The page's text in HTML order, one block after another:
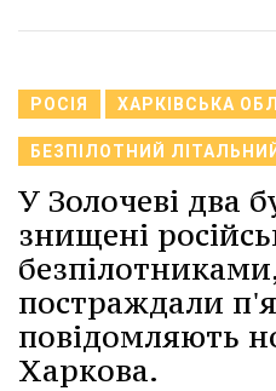
РОСІЯ ХАРКІВСЬКА
БЕЗПІЛОТНИЙ
У Золочеві два
знищені
постраждали
повідомляють
Харкова.